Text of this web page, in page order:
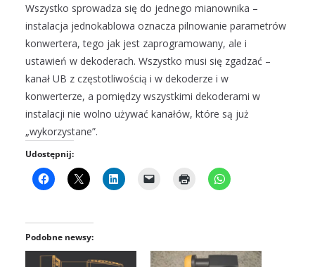
Wszystko sprowadza się do jednego mianownika –
instalacja jednokablowa oznacza pilnowanie parametrów
konwertera, tego jak jest zaprogramowany, ale i
ustawień w dekoderach. Wszystko musi się zgadzać –
kanał UB z częstotliwością i w dekoderze i w
konwerterze, a pomiędzy wszystkimi dekoderami w
instalacji nie wolno używać kanałów, które są już
„wykorzystane”.
Udostępnij:
Podobne newsy: